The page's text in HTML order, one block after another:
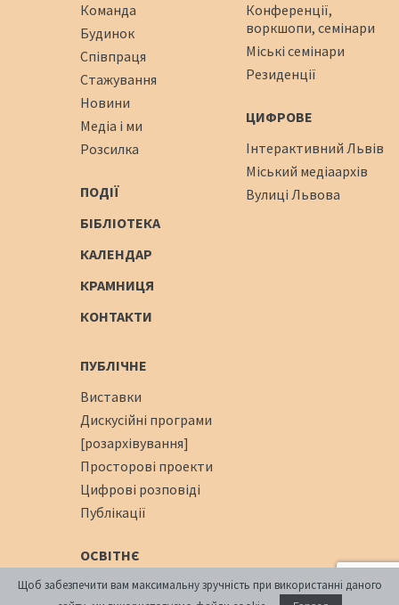
Команда
Будинок
Співпраця
Стажування
Новини
Медіа і ми
Розсилка
ПОДІЇ
БІБЛІОТЕКА
КАЛЕНДАР
КРАМНИЦЯ
КОНТАКТИ
Конференції,
воркшопи, семінари
Міські семінари
Резиденції
ЦИФРОВЕ
Інтерактивний Львів
Міський медіаархів
Вулиці Львова
ПУБЛІЧНЕ
Виставки
Дискусійні програми
[розархівування]
Просторові проекти
Цифрові розповіді
Публікації
ОСВІТНЄ
Освітня платформа
Щоб забезпечити вам максимальну зручність при використанні даного